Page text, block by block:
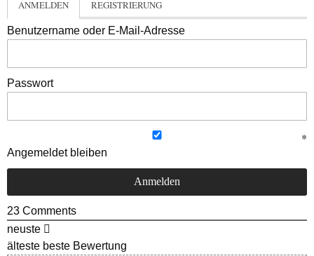
ANMELDEN REGISTRIERUNG
Benutzername oder E-Mail-Adresse
Passwort
Angemeldet bleiben
23 Comments
neuste
älteste beste Bewertung